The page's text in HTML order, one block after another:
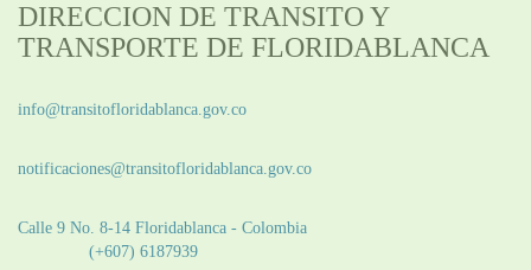
DIRECCION DE TRANSITO Y
TRANSPORTE DE FLORIDABLANCA
info@transitofloridablanca.gov.co
notificaciones@transitofloridablanca.gov.co
Calle 9 No. 8-14 Floridablanca - Colombia
(+607) 6187939